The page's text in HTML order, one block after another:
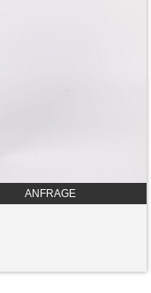
ANFRAGE